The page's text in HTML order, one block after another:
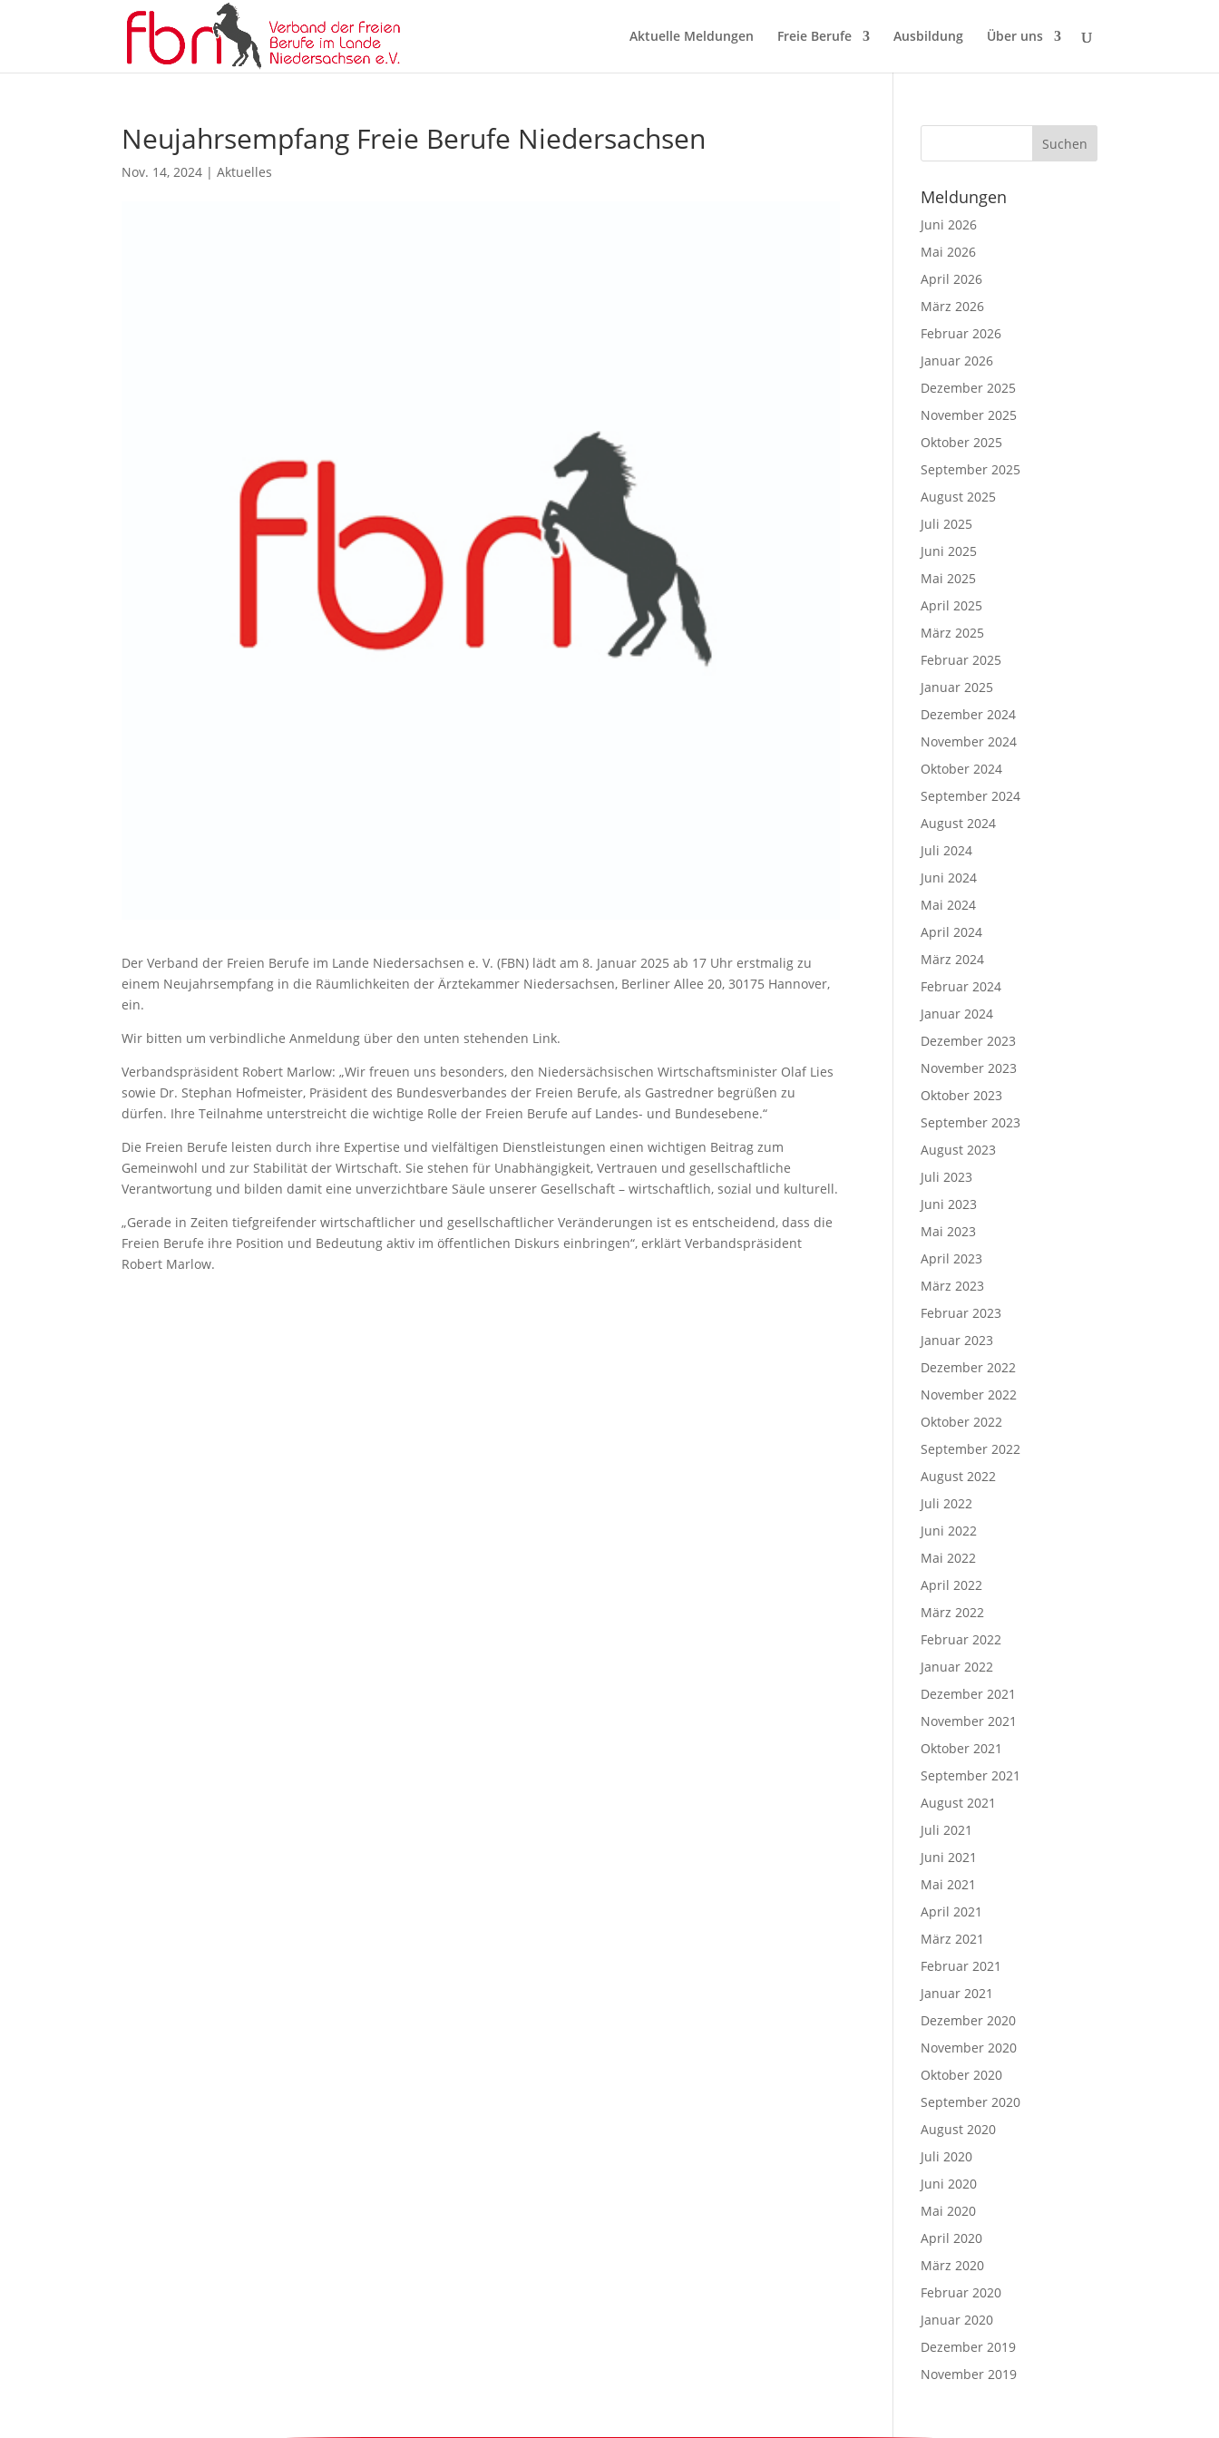
Aktuelle Meldungen Freie Berufe Ausbildung Über uns
Neujahrsempfang Freie Berufe Niedersachsen
Nov. 14, 2024 |Aktuelles
Der Verband der Freien Berufe im Lande Niedersachsen e. V. (FBN) lädt am 8. Januar 2025 ab 17 Uhr erstmalig zu
einem Neujahrsempfang in die Räumlichkeiten der Ärztekammer Niedersachsen, Berliner Allee 20, 30175 Hannover,
ein.
Wir bitten um verbindliche Anmeldung über den unten stehenden Link.
Verbandspräsident Robert Marlow: „Wir freuen uns besonders, den Niedersächsischen Wirtschaftsminister Olaf Lies
sowie Dr. Stephan Hofmeister, Präsident des Bundesverbandes der Freien Berufe, als Gastredner begrüßen zu
dürfen. Ihre Teilnahme unterstreicht die wichtige Rolle der Freien Berufe auf Landes- und Bundesebene.“
Die Freien Berufe leisten durch ihre Expertise und vielfältigen Dienstleistungen einen wichtigen Beitrag zum
Gemeinwohl und zur Stabilität der Wirtschaft. Sie stehen für Unabhängigkeit, Vertrauen und gesellschaftliche
Verantwortung und bilden damit eine unverzichtbare Säule unserer Gesellschaft – wirtschaftlich, sozial und kulturell.
„Gerade in Zeiten tiefgreifender wirtschaftlicher und gesellschaftlicher Veränderungen ist es entscheidend, dass die
Freien Berufe ihre Position und Bedeutung aktiv im öffentlichen Diskurs einbringen“, erklärt Verbandspräsident
Robert Marlow.
Meldungen
Juni 2026
Mai 2026
April 2026
März 2026
Februar 2026
Januar 2026
Dezember 2025
November 2025
Oktober 2025
September 2025
August 2025
Juli 2025
Juni 2025
Mai 2025
April 2025
März 2025
Februar 2025
Januar 2025
Dezember 2024
November 2024
Oktober 2024
September 2024
August 2024
Juli 2024
Juni 2024
Mai 2024
April 2024
März 2024
Februar 2024
Januar 2024
Dezember 2023
November 2023
Oktober 2023
September 2023
August 2023
Juli 2023
Juni 2023
Mai 2023
April 2023
März 2023
Februar 2023
Januar 2023
Dezember 2022
November 2022
Oktober 2022
September 2022
August 2022
Juli 2022
Juni 2022
Mai 2022
April 2022
März 2022
Februar 2022
Januar 2022
Dezember 2021
November 2021
Oktober 2021
September 2021
August 2021
Juli 2021
Juni 2021
Mai 2021
April 2021
März 2021
Februar 2021
Januar 2021
Dezember 2020
November 2020
Oktober 2020
September 2020
August 2020
Juli 2020
Juni 2020
Mai 2020
April 2020
März 2020
Februar 2020
Januar 2020
Dezember 2019
November 2019